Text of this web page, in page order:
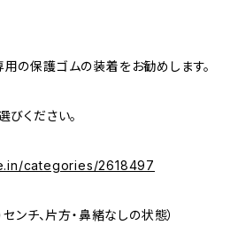
の保護ゴムの装着をお勧めします。
びください。
categories/2618497
ンチ、片方・鼻緒なしの状態）